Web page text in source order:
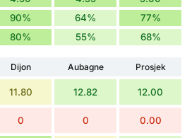
90% 64% 77%
80% 55% 68%
Dijon Aubagne
Prosjek
11.80 12.82 12.00
0 0 0.00